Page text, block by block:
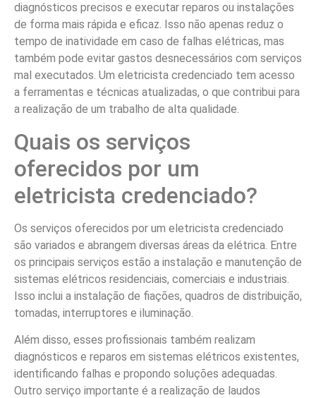
diagnósticos precisos e executar reparos ou instalações
de forma mais rápida e eficaz. Isso não apenas reduz o
tempo de inatividade em caso de falhas elétricas, mas
também pode evitar gastos desnecessários com serviços
mal executados. Um eletricista credenciado tem acesso
a ferramentas e técnicas atualizadas, o que contribui para
a realização de um trabalho de alta qualidade.
Quais os serviços
oferecidos por um
eletricista credenciado?
Os serviços oferecidos por um eletricista credenciado
são variados e abrangem diversas áreas da elétrica. Entre
os principais serviços estão a instalação e manutenção de
sistemas elétricos residenciais, comerciais e industriais.
Isso inclui a instalação de fiações, quadros de distribuição,
tomadas, interruptores e iluminação.
Além disso, esses profissionais também realizam
diagnósticos e reparos em sistemas elétricos existentes,
identificando falhas e propondo soluções adequadas.
Outro serviço importante é a realização de laudos